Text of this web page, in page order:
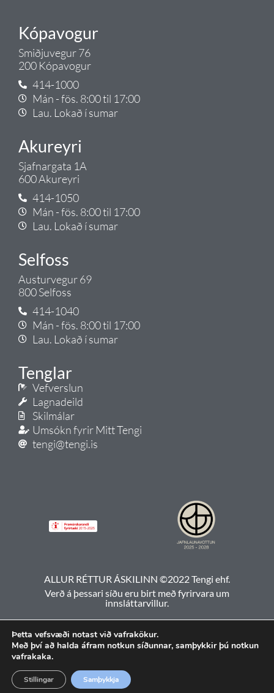
Kópavogur
Smiðjuvegur 76
200 Kópavogur
414-1000
Mán - fös. 8:00 til 17:00
Lau. Lokað í sumar
Akureyri
Sjafnargata 1A
600 Akureyri
414-1050
Mán - fös. 8:00 til 17:00
Lau. Lokað í sumar
Selfoss
Austurvegur 69
800 Selfoss
414-1040
Mán - fös. 8:00 til 17:00
Lau. Lokað í sumar
Tenglar
Vefverslun
Lagnadeild
Skilmálar
Umsókn fyrir Mitt Tengi
tengi@tengi.is
ALLUR RÉTTUR ÁSKILINN ©2022 Tengi ehf.
Verð á þessari síðu eru birt með fyrirvara um
innsláttarvillur.
Þetta vefsvæði notast við vafrakökur.
Með því að halda áfram notkun síðunnar, samþykkir þú notkun
vafrakaka.
Samþykkja
Stillingar